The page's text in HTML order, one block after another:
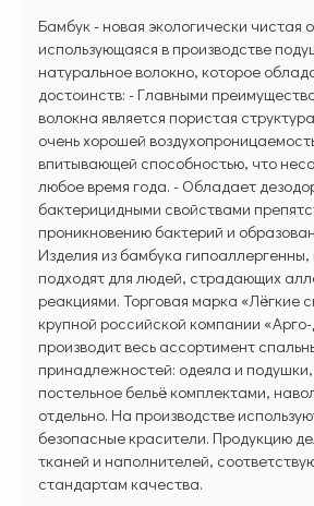
Бамбук - новая экологически чистая
использующаяся в производстве
натуральное волокно, которое
достоинств: - Главными
волокна является пористая
очень хорошей
впитывающей способностью, что
любое время года. - Обладает
бактерицидными свойствами
проникновению бактерий и
Изделия из бамбука
подходят для людей, страдающих
реакциями. Торговая марка «Лёгкие
крупной российской компании
производит весь ассортимент
принадлежностей: одеяла и
постельное бельё комплектами,
отдельно. На производстве
безопасные красители. Продукцию
тканей и наполнителей,
стандартам качества.